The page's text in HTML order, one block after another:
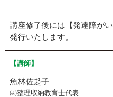
講座修了後には【発達障が
発行いたします。
【講師】
魚林佐起子
㈱整理収納教育士代表